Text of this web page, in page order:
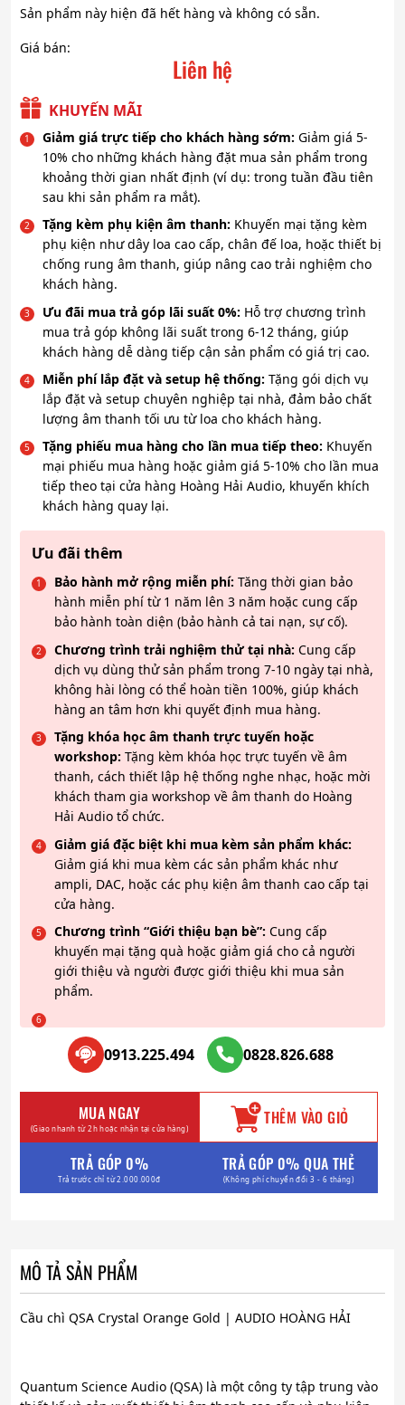
Sản phẩm này hiện đã hết hàng và không có sẵn.
Giá bán:
Liên hệ
KHUYẾN MÃI
Giảm giá trực tiếp cho khách hàng sớm: Giảm giá 5-
10% cho những khách hàng đặt mua sản phẩm trong
khoảng thời gian nhất định (ví dụ: trong tuần đầu tiên
sau khi sản phẩm ra mắt).
Tặng kèm phụ kiện âm thanh: Khuyến mại tặng kèm
phụ kiện như dây loa cao cấp, chân đế loa, hoặc thiết bị
chống rung âm thanh, giúp nâng cao trải nghiệm cho
khách hàng.
Ưu đãi mua trả góp lãi suất 0%: Hỗ trợ chương trình
mua trả góp không lãi suất trong 6-12 tháng, giúp
khách hàng dễ dàng tiếp cận sản phẩm có giá trị cao.
Miễn phí lắp đặt và setup hệ thống: Tặng gói dịch vụ
lắp đặt và setup chuyên nghiệp tại nhà, đảm bảo chất
lượng âm thanh tối ưu từ loa cho khách hàng.
Tặng phiếu mua hàng cho lần mua tiếp theo: Khuyến
mại phiếu mua hàng hoặc giảm giá 5-10% cho lần mua
tiếp theo tại cửa hàng Hoàng Hải Audio, khuyến khích
khách hàng quay lại.
Ưu đãi thêm
Bảo hành mở rộng miễn phí: Tăng thời gian bảo
hành miễn phí từ 1 năm lên 3 năm hoặc cung cấp
bảo hành toàn diện (bảo hành cả tai nạn, sự cố).
Chương trình trải nghiệm thử tại nhà: Cung cấp
dịch vụ dùng thử sản phẩm trong 7-10 ngày tại nhà,
không hài lòng có thể hoàn tiền 100%, giúp khách
hàng an tâm hơn khi quyết định mua hàng.
Tặng khóa học âm thanh trực tuyến hoặc
workshop: Tặng kèm khóa học trực tuyến về âm
thanh, cách thiết lập hệ thống nghe nhạc, hoặc mời
khách tham gia workshop về âm thanh do Hoàng
Hải Audio tổ chức.
Giảm giá đặc biệt khi mua kèm sản phẩm khác:
Giảm giá khi mua kèm các sản phẩm khác như
ampli, DAC, hoặc các phụ kiện âm thanh cao cấp tại
cửa hàng.
Chương trình “Giới thiệu bạn bè”: Cung cấp
khuyến mại tặng quà hoặc giảm giá cho cả người
giới thiệu và người được giới thiệu khi mua sản
phẩm.
0913.225.494 0828.826.688
MUA NGAY
(Giao nhanh từ 2h hoặc nhận tại cửa hàng) THÊM VÀO GIỎ
TRẢ GÓP 0%
Trả trước chỉ từ 2.000.000đ
TRẢ GÓP 0% QUA THẺ
(Không phí chuyển đổi 3 - 6 tháng)
MÔ TẢ SẢN PHẨM
Cầu chì QSA Crystal Orange Gold | AUDIO HOÀNG HẢI
Quantum Science Audio (QSA) là một công ty tập trung vào